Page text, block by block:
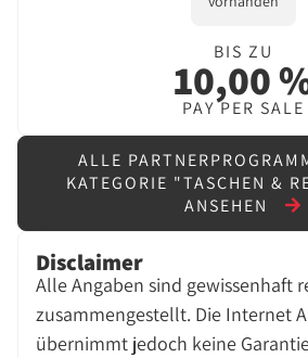
BIS ZU
10,00
PAY PER SALE
ALLE
KATEGORIE "TASCHEN &
ANSEHEN
Disclaimer
Alle Angaben sind gewissenhaft
zusammengestellt. Die Internet
übernimmt jedoch keine